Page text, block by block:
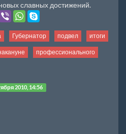
славных достижений.
Губернатор подвел итоги
профессионального
2010, 14:56